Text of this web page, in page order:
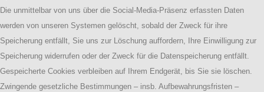
Die unmittelbar von uns über die Social-Media-Präsenz erfassten Daten
werden von unseren Systemen gelöscht, sobald der Zweck für ihre
Speicherung entfällt, Sie uns zur Löschung auffordern, Ihre Einwilligung zur
Speicherung widerrufen oder der Zweck für die Datenspeicherung entfällt.
Gespeicherte Cookies verbleiben auf Ihrem Endgerät, bis Sie sie löschen.
Zwingende gesetzliche Bestimmungen – insb. Aufbewahrungsfristen –